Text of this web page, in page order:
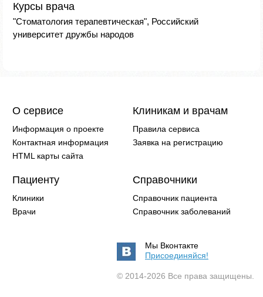
Курсы врача
"Стоматология терапевтическая", Российский
университет дружбы народов
О сервисе
Информация о проекте
Контактная информация
HTML карты сайта
Клиникам и врачам
Правила сервиса
Заявка на регистрацию
Пациенту
Клиники
Врачи
Справочники
Справочник пациента
Справочник заболеваний
Мы Вконтакте
Присоединяйся!
© 2014-2026 Все права защищены.